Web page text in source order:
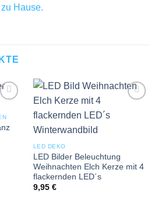
Hause.
LED DEKO
LED Bilder Beleuchtung
Weihnachten Elch Kerze mit 4
flackernden LED´s
9,95 €